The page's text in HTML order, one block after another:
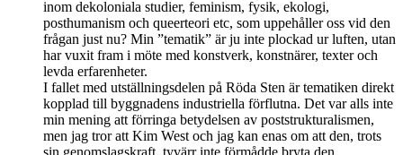
inom dekoloniala studier, feminism, fysik, ekologi,
posthumanism och queerteori etc, som uppehåller oss vid den
frågan just nu? Min ”tematik” är ju inte plockad ur luften, utan
har vuxit fram i möte med konstverk, konstnärer, texter och
levda erfarenheter.
I fallet med utställningsdelen på Röda Sten är tematiken direkt
kopplad till byggnadens industriella förflutna. Det var alls inte
min mening att förringa betydelsen av poststrukturalismen,
men jag tror att Kim West och jag kan enas om att den, trots